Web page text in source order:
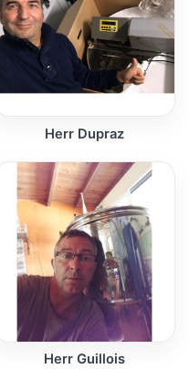
Herr Dupraz
Herr Guillois